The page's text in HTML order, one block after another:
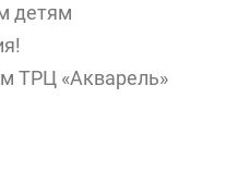
детям
ТРЦ «Акварель»